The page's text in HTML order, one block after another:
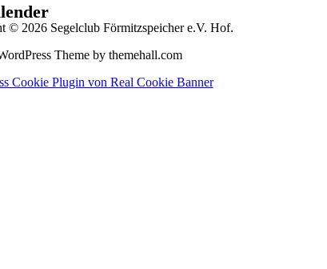
© 2026 Segelclub Förmitzspeicher e.V. Hof.
Theme by themehall.com
Cookie Plugin von Real Cookie Banner